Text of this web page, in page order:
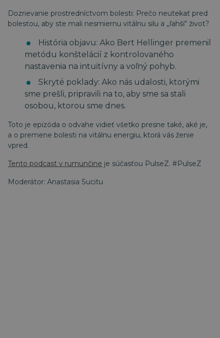
Dozrievanie prostredníctvom bolesti: Prečo neutekať pred
bolesťou, aby ste mali nesmiernu vitálnu silu a „ľahší“ život?
História objavu: Ako Bert Hellinger premenil
metódu konštelácií z kontrolovaného
nastavenia na intuitívny a voľný pohyb.
Skryté poklady: Ako nás udalosti, ktorými
sme prešli, pripravili na to, aby sme sa stali
osobou, ktorou sme dnes.
Toto je epizóda o odvahe vidieť všetko presne také, aké je,
a o premene bolesti na vitálnu energiu, ktorá vás ženie
vpred.
Tento podcast v rumunčine je súčasťou PulseZ. #PulseZ
Moderátor: Anastasia Sucitu